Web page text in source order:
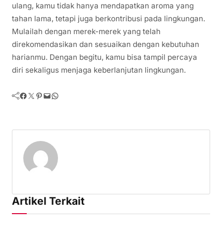
ulang, kamu tidak hanya mendapatkan aroma yang
tahan lama, tetapi juga berkontribusi pada lingkungan.
Mulailah dengan merek-merek yang telah
direkomendasikan dan sesuaikan dengan kebutuhan
harianmu. Dengan begitu, kamu bisa tampil percaya
diri sekaligus menjaga keberlanjutan lingkungan.
Facebook Twitter Pinterest Mail WhatsApp
Artikel Terkait